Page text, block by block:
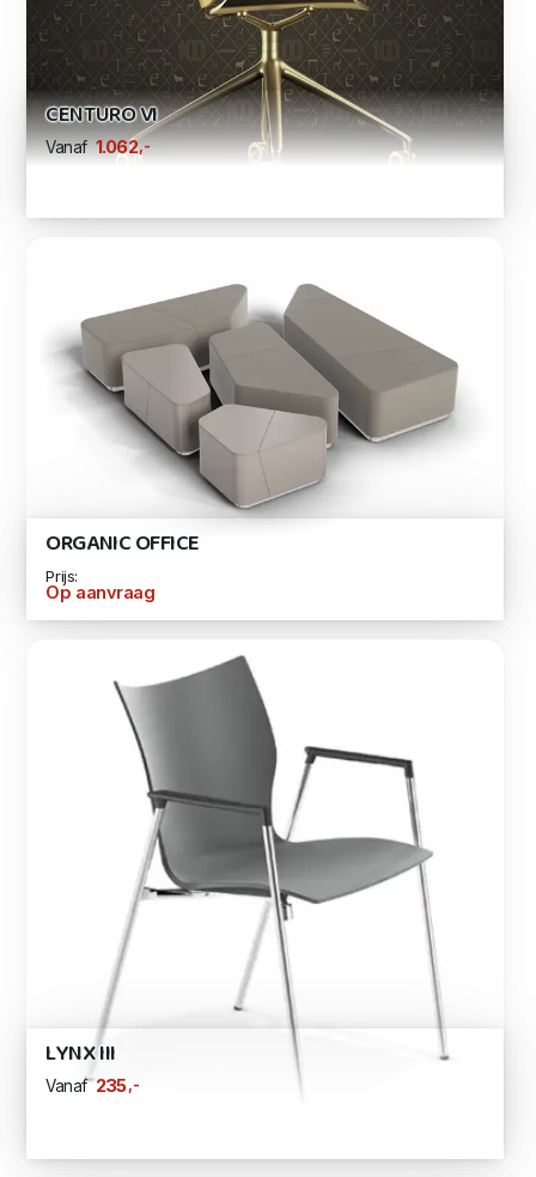
CENTURO VI
Vanaf 1.062,-
ORGANIC OFFICE
Prijs:
Op aanvraag
LYNX III
Vanaf 235 ,-